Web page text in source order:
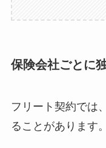
保険会社ごとに
フリート契約では
ることがあります。